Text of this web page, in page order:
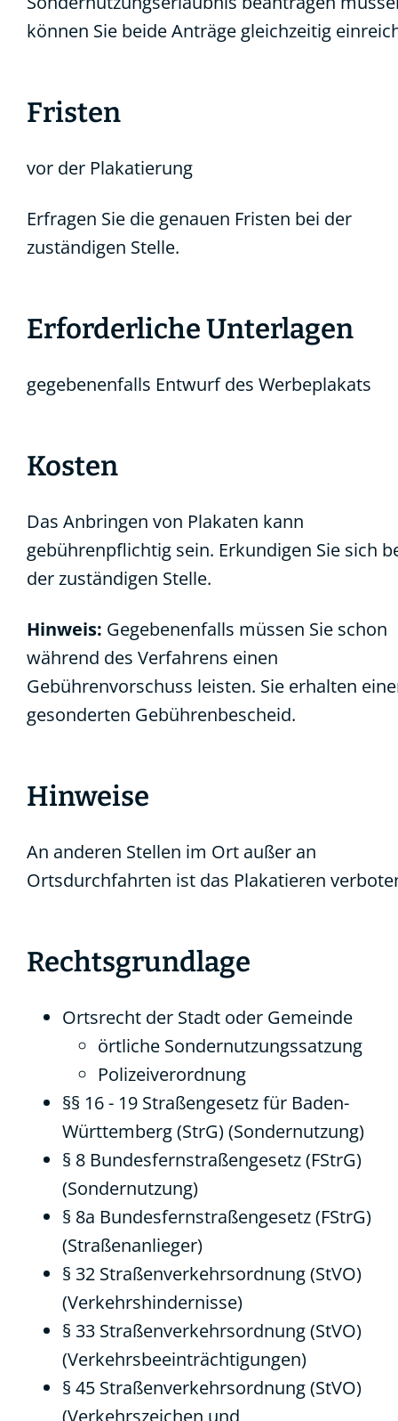
können Sie beide Anträge gleichzeitig
Fristen
vor der Plakatierung
Erfragen Sie die genauen Fristen bei der
zuständigen Stelle.
Erforderliche Unterlagen
gegebenenfalls Entwurf des Werbeplakats
Kosten
Das Anbringen von Plakaten kann
gebührenpflichtig sein. Erkundigen Sie sich
der zuständigen Stelle.
Hinweis: Gegebenenfalls müssen Sie schon
während des Verfahrens einen
Gebührenvorschuss leisten. Sie erhalten
gesonderten Gebührenbescheid.
Hinweise
An anderen Stellen im Ort außer an
Ortsdurchfahrten ist das Plakatieren
Rechtsgrundlage
Ortsrecht der Stadt oder Gemeinde
örtliche Sondernutzungssatzung
Polizeiverordnung
§§ 16 - 19 Straßengesetz für Baden-
Württemberg (StrG) (Sondernutzung)
§ 8 Bundesfernstraßengesetz (FStrG)
(Sondernutzung)
§ 8a Bundesfernstraßengesetz (FStrG)
(Straßenanlieger)
§ 32 Straßenverkehrsordnung (StVO)
(Verkehrshindernisse)
§ 33 Straßenverkehrsordnung (StVO)
(Verkehrsbeeinträchtigungen)
§ 45 Straßenverkehrsordnung (StVO)
(Verkehrszeichen und